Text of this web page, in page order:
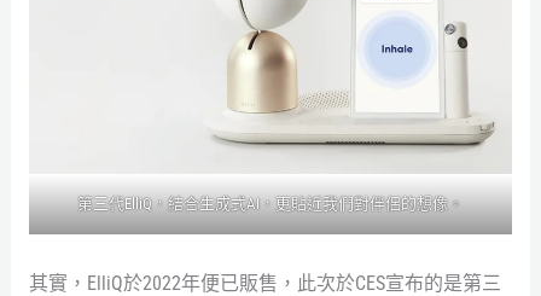
第三代ElliQ，結合生成式AI，更貼近我們對伴侶的想像。
其實，ElliQ於2022年便已販售，此次於CES宣布的是第三